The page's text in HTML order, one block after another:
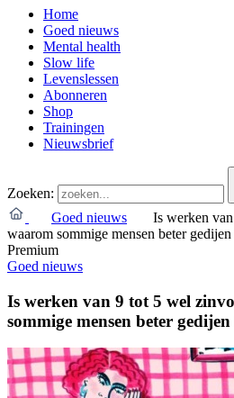
Home
Goed nieuws
Mental health
Slow life
Levenslessen
Abonneren
Shop
Trainingen
Nieuwsbrief
Zoeken:
Goed nieuws
Is werken
waarom sommige mensen beter
Premium
Goed nieuws
Is werken van 9 tot 5 wel
sommige mensen beter